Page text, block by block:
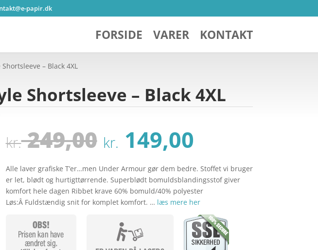
papir.dk
FORSIDE VARER KONTAKT
– Black 4XL
Shortsleeve – Black 4XL
kr.249,00 Den
oprindelige
pris
var:
kr. 249,00.
kr. 149,00
pris
er:
kr. 149,00.
Alle laver grafiske T’er…men Under Armour gør dem bedre. Stoffet vi bruger
er let, blødt og hurtigttørrende. Superblødt bomuldsblandingsstof giver
komfort hele dagen Ribbet krave 60% bomuld/40% polyester
Løs:Â Fuldstændig snit for komplet komfort. … læs mere her